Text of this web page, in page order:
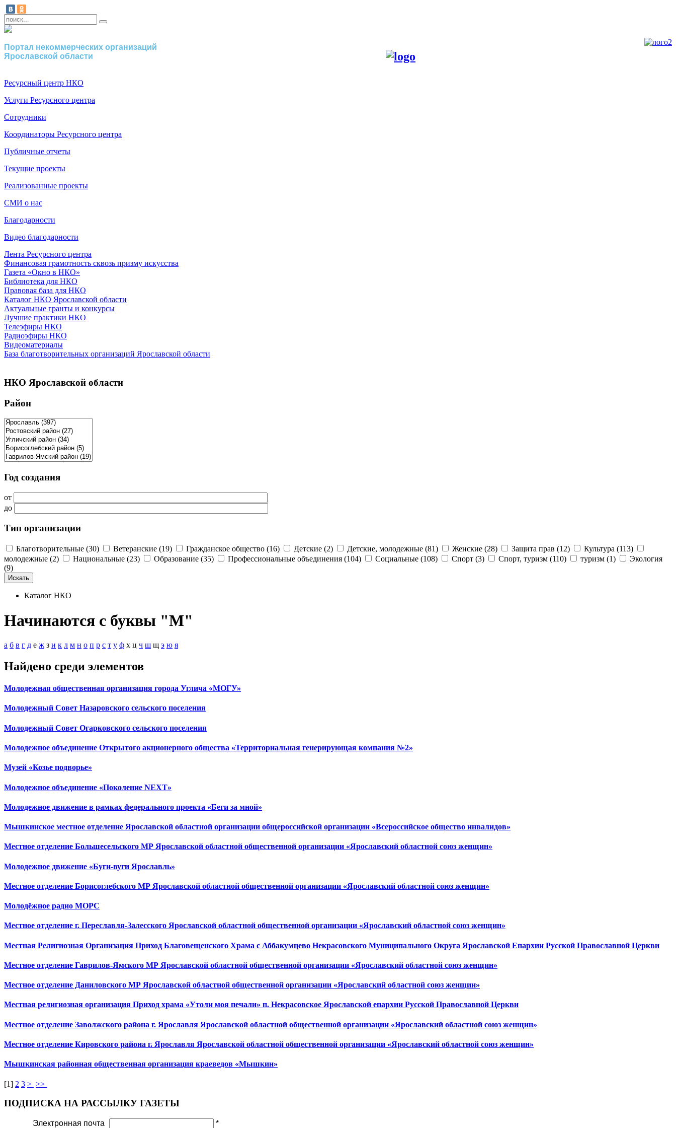
Портал некоммерческих организаций
Ярославской области
Ресурсный центр НКО
Услуги Ресурсного центра
Сотрудники
Координаторы Ресурсного центра
Публичные отчеты
Текущие проекты
Реализованные проекты
СМИ о нас
Благодарности
Видео благодарности
Лента Ресурсного центра
Финансовая грамотность сквозь призму искусства
Газета «Окно в НКО»
Библиотека для НКО
Правовая база для НКО
Каталог НКО Ярославской области
Актуальные гранты и конкурсы
Лучшие практики НКО
Телеэфиры НКО
Радиоэфиры НКО
Видеоматериалы
База благотворительных организаций Ярославской области
НКО Ярославской области
Район
Год создания
от
до
Тип организации
Благотворительные (30) Ветеранские (19) Гражданское общество (16) Детские (2) Детские, молодежные (81) Женские (28) Защита прав (12)
Культура (113)
молодежные (2)
Национальные (23) Образование (35) Профессиональные объединения (104) Социальные (108) Спорт (3) Спорт, туризм (110) туризм (1)
Экология
(9)
Каталог НКО
Начинаются с буквы "М"
а б в г д е ж з и к л м н о п р с т у ф х ц ч ш щ э ю я
Найдено среди элементов
Молодежная общественная организация города Углича «МОГУ»
Молодежный Совет Назаровского сельского поселения
Молодежный Совет Огарковского сельского поселения
Молодежное объединение Открытого акционерного общества «Территориальная генерирующая компания №2»
Музей «Козье подворье»
Молодежное объединение «Поколение NEXT»
Молодежное движение в рамках федерального проекта «Беги за мной»
Мышкинское местное отделение Ярославской областной организации общероссийской организации «Всероссийское общество инвалидов»
Местное отделение Большесельского МР Ярославской областной общественной организации «Ярославский областной союз женщин»
Молодежное движение «Буги-вуги Ярославль»
Местное отделение Борисоглебского МР Ярославской областной общественной организации «Ярославский областной союз женщин»
Молодёжное радио МОРС
Местное отделение г. Переславля-Залесского Ярославской областной общественной организации «Ярославский областной союз женщин»
Местная Религиозная Организация Приход Благовещенского Храма с Аббакумцево Некрасовского Муниципального Округа Ярославской Епархии Русской Православной Церкви
Местное отделение Гаврилов-Ямского МР Ярославской областной общественной организации «Ярославский областной союз женщин»
Местное отделение Даниловского МР Ярославской областной общественной организации «Ярославский областной союз женщин»
Местная религиозная организация Приход храма «Утоли моя печали» п. Некрасовское Ярославской епархии Русской Православной Церкви
Местное отделение Заволжского района г. Ярославля Ярославской областной общественной организации «Ярославский областной союз женщин»
Местное отделение Кировского района г. Ярославля Ярославской областной общественной организации «Ярославский областной союз женщин»
Мышкинская районная общественная организация краеведов «Мышкин»
[1] 2 3 > >>
ПОДПИСКА НА РАССЫЛКУ ГАЗЕТЫ
Электронная почта *